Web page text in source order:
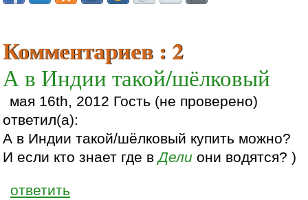
Комментариев : 2
А в Индии такой/шёлковый
мая 16th, 2012 Гость (не проверено)
ответил(а):
А в Индии такой/шёлковый купить можно?
И если кто знает где вДели они водятся? )
ответить